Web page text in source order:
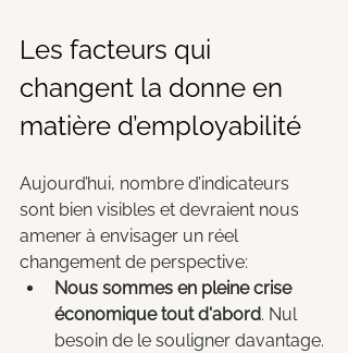
Les facteurs qui
changent la donne en
matière d’employabilité
Aujourd’hui, nombre d’indicateurs
sont bien visibles et devraient nous
amener à envisager un réel
changement de perspective:
Nous sommes en pleine crise
économique tout d'abord. Nul
besoin de le souligner davantage.